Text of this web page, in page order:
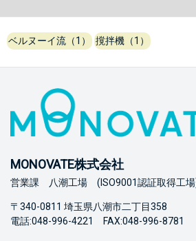
ベルヌーイ流（1） 撹拌機（1）
MONOVATE株式会社
営業課 八潮工場 (ISO9001認証取得工
〒340-0811 埼玉県八潮市二丁目358
電話:048-996-4221 FAX:048-996-8781